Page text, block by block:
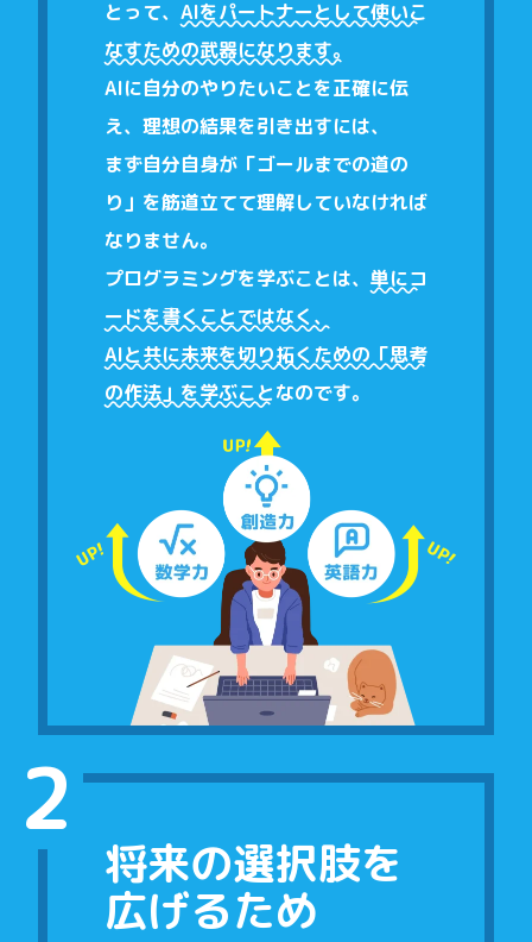
とって、 AIをパートナーとして使いこ
なすための武器になります。
AIに自分のやりたいことを正確に伝
え、理想の結果を引き出すには、
まず自分自身が「ゴールまでの道の
り」を筋道立てて理解していなければ
なりません。
プログラミングを学ぶことは、 単にコ
ードを書くことではなく、
AIと共に未来を切り拓くための「思考
の作法」を学ぶことなのです。
2
将来の選択肢を
広げるため